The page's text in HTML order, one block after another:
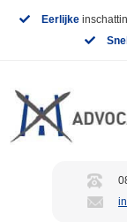
Eerlijke